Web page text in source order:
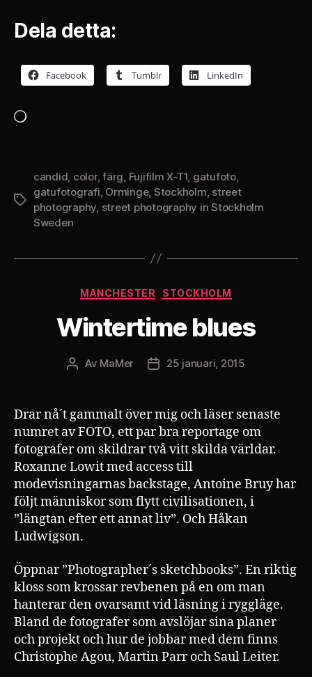
Dela detta:
Facebook Tumblr LinkedIn
Etiketter
candid, color,färg, Fujifilm X-T1, gatufoto,
gatufotografi, Orminge, Stockholm, street
photography, street photography in Stockholm
Sweden
Kategorier
MANCHESTER STOCKHOLM
Wintertime blues
Inläggsförfattare
Av MaMer Inläggsdatum
25 januari, 2015
Drar nå´t gammalt över mig och läser senaste
numret av FOTO, ett par bra reportage om
fotografer om skildrar två vitt skilda världar.
Roxanne Lowit med access till
modevisningarnas backstage, Antoine Bruy har
följt människor som flytt civilisationen, i
”längtan efter ett annat liv”. Och Håkan
Ludwigson.
Öppnar ”Photographer´s sketchbooks”. En riktig
kloss som krossar revbenen på en om man
hanterar den ovarsamt vid läsning i ryggläge.
Bland de fotografer som avslöjar sina planer
och projekt och hur de jobbar med dem finns
Christophe Agou, Martin Parr och Saul Leiter.